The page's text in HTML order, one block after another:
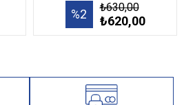
%2 ₺630,00
₺620,00